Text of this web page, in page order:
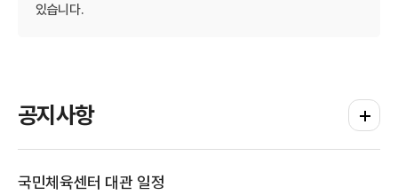
있습니다.
공지사항
국민체육센터 대관 일정
공지사